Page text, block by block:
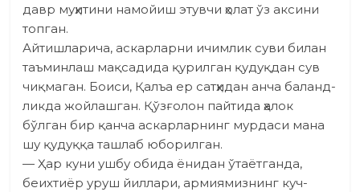
давр муҳитини намойиш этувчи ҳолат ўз аксини
топган.
Айтишларича, аскарларни ичимлик суви билан
таъминлаш мақсадида қурилган қудуқдан сув
чиқмаган. Боиси, Қалъа ер сатҳидан анча баланд­
ликда жойлашган. Қўзғолон пайтида ҳалок
бўлган бир қанча аскарларнинг мурдаси мана
шу қудуққа ташлаб юборилган.
— Ҳар куни ушбу обида ёнидан ўтаётганда,
беихтиёр уруш йиллари, армия­мизнинг куч-